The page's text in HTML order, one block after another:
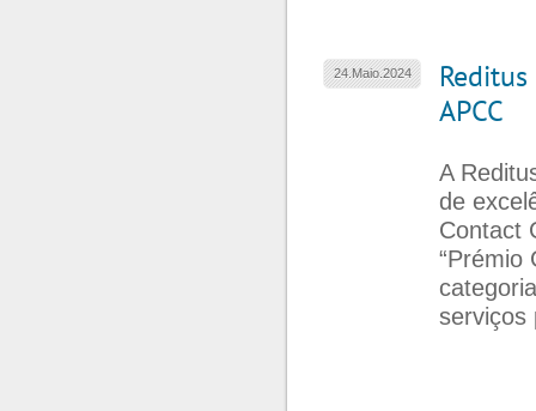
24.Maio.2024
APCC
A
de
Contact
“Prémio
serviços